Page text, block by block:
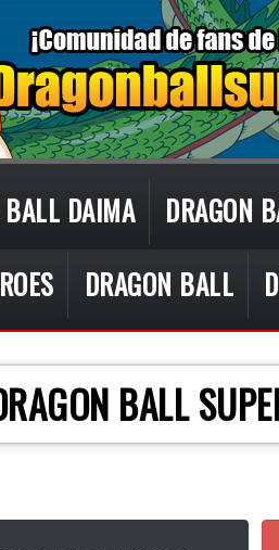
BALL DAIMA
DRAGON
DRAGON BALL
CON
BALL